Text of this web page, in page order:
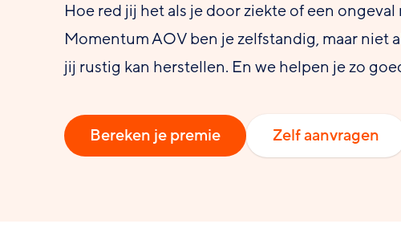
Hoe red jij het als je door ziekte of een
Momentum AOV ben je zelfstandig, maar niet
jij rustig kan herstellen. En we helpen je zo
Bereken je premie Zelf aanvragen